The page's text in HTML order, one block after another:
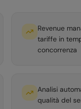
Revenue
tariffe in
concorrenza
Analisi
qualità del